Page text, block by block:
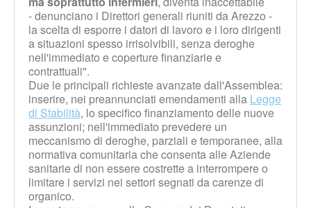
- denunciano i Direttori generali riuniti da Arezzo -
la scelta di esporre i datori di lavoro e i loro dirigenti
a situazioni spesso irrisolvibili, senza deroghe
nell'immediato e coperture finanziarie e
contrattuali".
Due le principali richieste avanzate dall'Assemblea:
inserire, nei preannunciati emendamenti alla Legge
di Stabilità, lo specifico finanziamento delle nuove
assunzioni; nell'immediato prevedere un
meccanismo di deroghe, parziali e temporanee, alla
normativa comunitaria che consenta alle Aziende
sanitarie di non essere costrette a interrompere o
limitare i servizi nei settori segnati da carenze di
organico.